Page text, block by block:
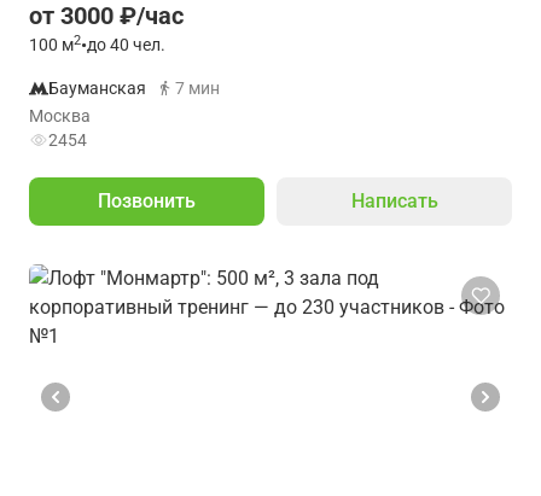
от 3000 ₽/час
100 м2•до 40 чел.
Бауманская
7 мин
Москва
2454
Позвонить Написать